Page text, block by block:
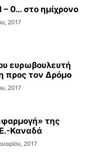
– 0… στο ημίχρονο
2017
ευρωβουλευτή
προς τον Δρόμο
2017
της
Καναδά
2017